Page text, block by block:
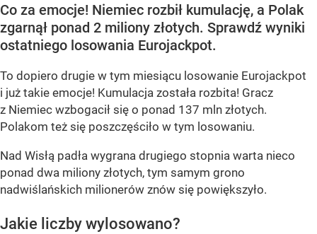
Co za emocje! Niemiec rozbił kumulację, a Polak
zgarnął ponad 2 miliony złotych. Sprawdź wyniki
ostatniego losowania Eurojackpot.
To dopiero drugie w tym miesiącu losowanie Eurojackpot
i już takie emocje! Kumulacja została rozbita! Gracz
z Niemiec wzbogacił się o ponad 137 mln złotych.
Polakom też się poszczęściło w tym losowaniu.
Nad Wisłą padła wygrana drugiego stopnia warta nieco
ponad dwa miliony złotych, tym samym grono
nadwiślańskich milionerów znów się powiększyło.
Jakie liczby wylosowano?